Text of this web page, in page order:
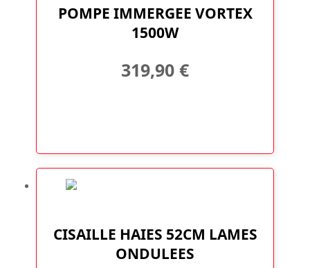
POMPE IMMERGEE VORTEX
1500W
319,90 €
CISAILLE HAIES 52CM LAMES
ONDULEES